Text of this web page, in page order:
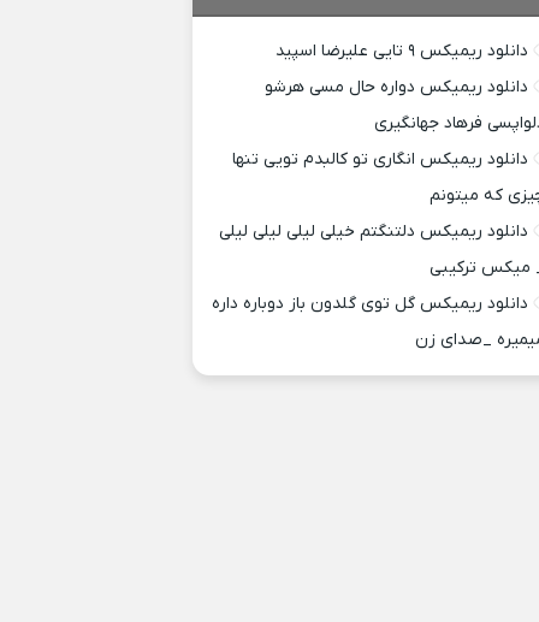
دانلود ریمیکس ۹ تایی علیرضا اسپید
دانلود ریمیکس دواره حال مسی هرشو
فرهاد جهانگیری
دانلود ریمیکس انگاری تو کالبدم تویی تنها
که میتونم
دانلود ریمیکس دلتنگتم خیلی لیلی لیلی لیلی
میکس ترکیبی
دانلود ریمیکس گل توی گلدون باز دوباره داره
_صدای زن